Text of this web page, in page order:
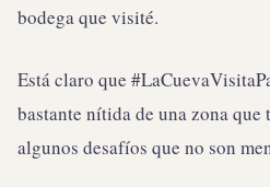
bodega que visité.
Está claro que
bastante nítida de una zona
algunos desafíos que no son